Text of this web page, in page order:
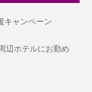
キャンペーン
辺ホテルにお勤め